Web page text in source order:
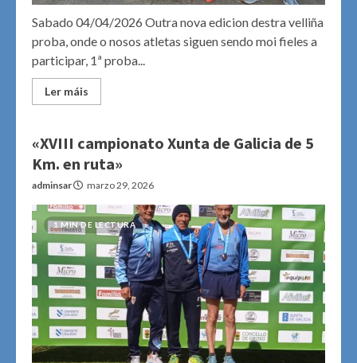
Sabado 04/04/2026 Outra nova edicion destra velliña
proba, onde o nosos atletas siguen sendo moi fieles a
participar, 1ª proba...
Ler máis
«XVIII campionato Xunta de Galicia de 5
Km. en ruta»
adminsar marzo 29, 2026
1 MIN DE LECTURA